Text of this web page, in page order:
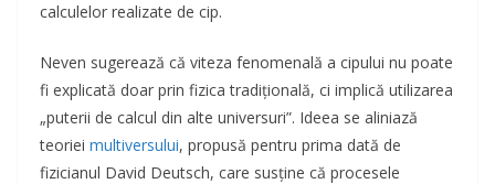
calculelor realizate de cip.
Neven sugerează că viteza fenomenală a cipului nu poate
fi explicată doar prin fizica tradițională, ci implică utilizarea
„puterii de calcul din alte universuri”. Ideea se aliniază
teoriei multiversului, propusă pentru prima dată de
fizicianul David Deutsch, care susține că procesele